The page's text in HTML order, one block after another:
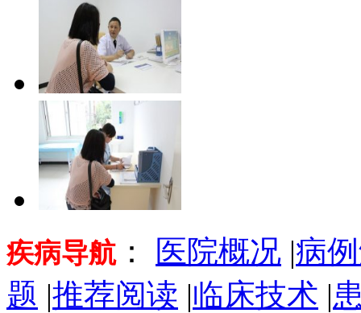
疾病导航： 医院概况 |病
题 |推荐阅读 |临床技术 |